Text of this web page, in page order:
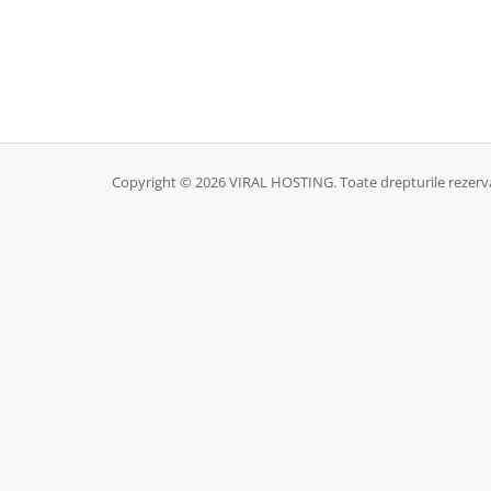
Copyright © 2026 VIRAL HOSTING. Toate drepturile